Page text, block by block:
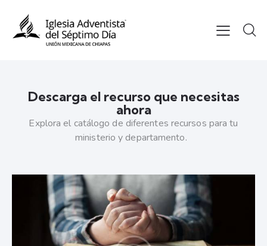
Descarga el recurso que necesitas
ahora
Explora el catálogo de diferentes recursos para tu
ministerio y departamento.